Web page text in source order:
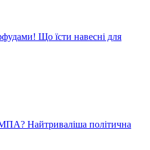
Що їсти навесні для
Найтриваліша політична